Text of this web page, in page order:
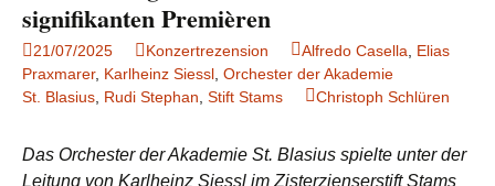
signifikanten Premièren
21/07/2025 Konzertrezension Alfredo Casella
Elias
Praxmarer, Karlheinz Siessl Orchester der Akademie
St. Blasius Rudi Stephan Stift Stams Christoph Schlüren
Das Orchester der Akademie St. Blasius spielte unter der
Leitung von Karlheinz Siessl im Zisterzienserstift Stams